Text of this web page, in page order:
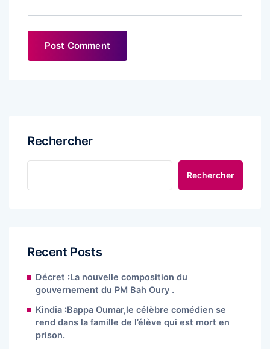
Rechercher
Rechercher
Recent Posts
Décret :La nouvelle composition du
gouvernement du PM Bah Oury .
Kindia :Bappa Oumar,le célèbre comédien se
rend dans la famille de l’élève qui est mort en
prison.